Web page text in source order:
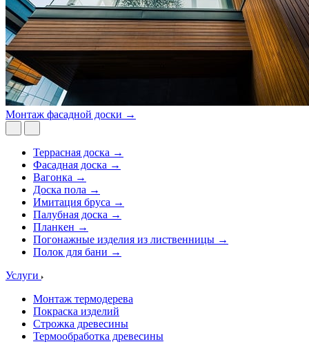
Монтаж фасадной доски →
Террасная доска →
Фасадная доска →
Вагонка →
Доска пола →
Имитация бруса →
Палубная доска →
Планкен →
Погонажные изделия из лиственницы →
Полок для бани →
Услуги
Монтаж термодерева
Покраска изделий
Строжка древесины
Термообработка древесины